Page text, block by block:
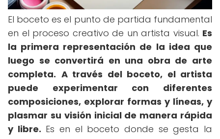
El boceto es el punto de partida fundamental
en el proceso creativo de un artista visual. Es
la primera representación de la idea que
luego se convertirá en una obra de arte
completa. A través del boceto, el artista
puede experimentar con diferentes
composiciones, explorar formas y líneas, y
plasmar su visión inicial de manera rápida
y libre. Es en el boceto donde se gesta la